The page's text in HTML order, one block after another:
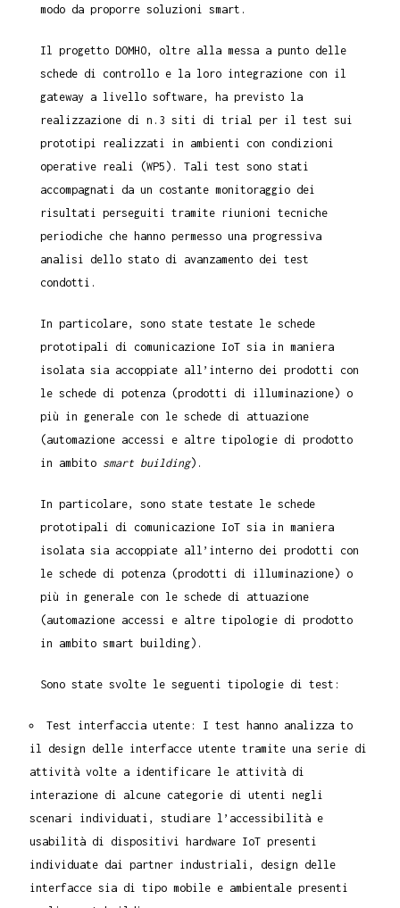
modo da proporre soluzioni smart.
Il progetto DOMHO, oltre alla messa a punto delle
schede di controllo e la loro integrazione con il
gateway a livello software, ha previsto la
realizzazione di n.3 siti di trial per il test sui
prototipi realizzati in ambienti con condizioni
operative reali (WP5). Tali test sono stati
accompagnati da un costante monitoraggio dei
risultati perseguiti tramite riunioni tecniche
periodiche che hanno permesso una progressiva
analisi dello stato di avanzamento dei test
condotti.
In particolare, sono state testate le schede
prototipali di comunicazione IoT sia in maniera
isolata sia accoppiate all’interno dei prodotti con
le schede di potenza (prodotti di illuminazione) o
più in generale con le schede di attuazione
(automazione accessi e altre tipologie di prodotto
in ambito smart building).
In particolare, sono state testate le schede
prototipali di comunicazione IoT sia in maniera
isolata sia accoppiate all’interno dei prodotti con
le schede di potenza (prodotti di illuminazione) o
più in generale con le schede di attuazione
(automazione accessi e altre tipologie di prodotto
in ambito smart building).
Sono state svolte le seguenti tipologie di test:
Test interfaccia utente: I test hanno analizza to
il design delle interfacce utente tramite una serie di
attività volte a identificare le attività di
interazione di alcune categorie di utenti negli
scenari individuati, studiare l’accessibilità e
usabilità di dispositivi hardware IoT presenti
individuate dai partner industriali, design delle
interfacce sia di tipo mobile e ambientale presenti